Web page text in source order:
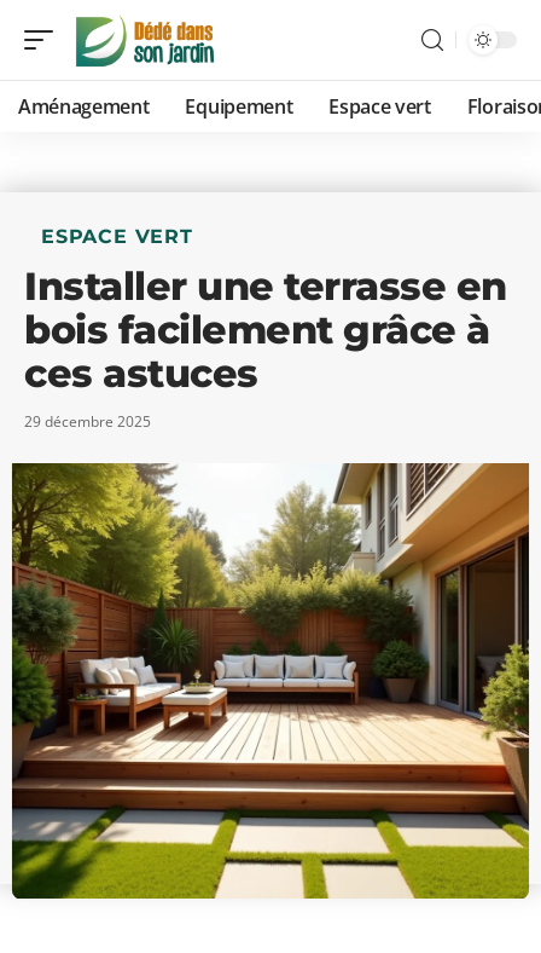
Aménagement Equipement Espace vert
ESPACE VERT
Installer une terrasse en
bois facilement grâce à
ces astuces
29 décembre 2025